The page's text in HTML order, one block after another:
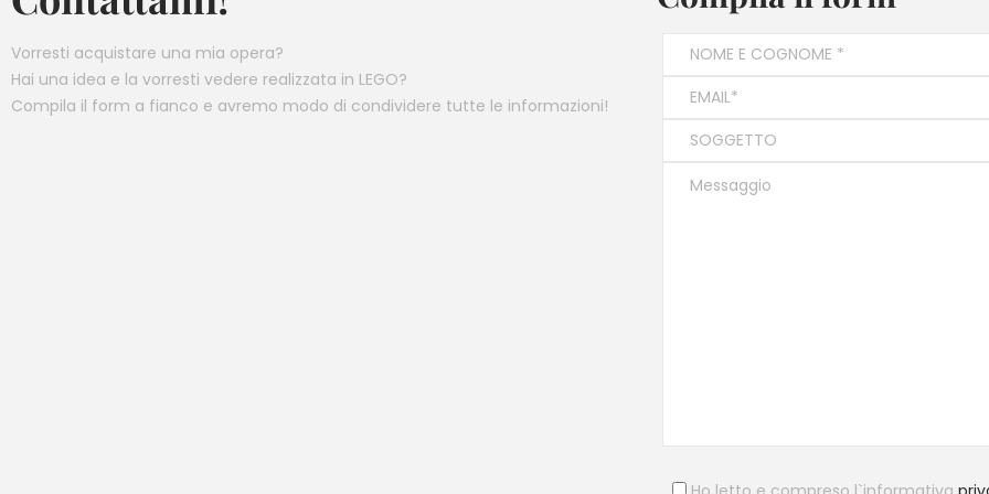
Vorresti acquistare una mia opera?
Hai una idea e la vorresti vedere realizzata in LEGO?
Compila il form a fianco e avremo modo di condividere tutte le informazioni!